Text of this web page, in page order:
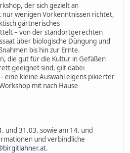
der sich gezielt an
wenigen Vorkenntnissen richtet,
gärtnerisches
– von der standortgerechten
über biologische Düngung und
bis hin zur Ernte.
die gut für die Kultur in Gefäßen
geeignet sind, gilt dabei
eine kleine Auswahl eigens pikierter
mit nach Hause
und 31.03. sowie am 14. und
und verbindliche
.